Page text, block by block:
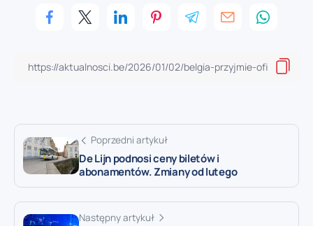
Poprzedni artykuł
De Lijn podnosi ceny biletów i
abonamentów. Zmiany od lutego
Następny artykuł